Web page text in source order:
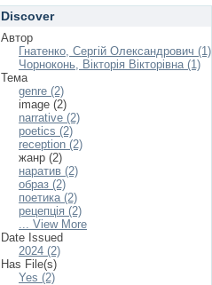
Discover
Автор
Гнатенко, Сергій Олександрович (1)
Чорноконь, Вікторія Вікторівна (1)
Тема
genre (2)
image (2)
narrative (2)
poetics (2)
reception (2)
жанр (2)
наратив (2)
образ (2)
поетика (2)
рецепція (2)
... View More
Date Issued
2024 (2)
Has File(s)
Yes (2)